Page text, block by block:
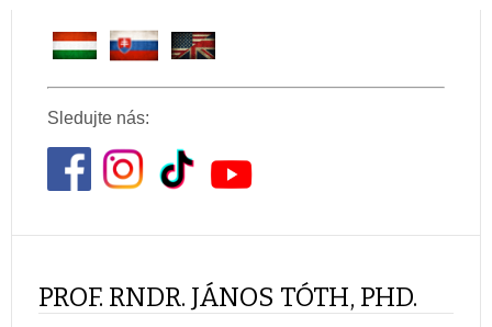
Sledujte nás:
PROF. RNDR. JÁNOS TÓTH, PHD.